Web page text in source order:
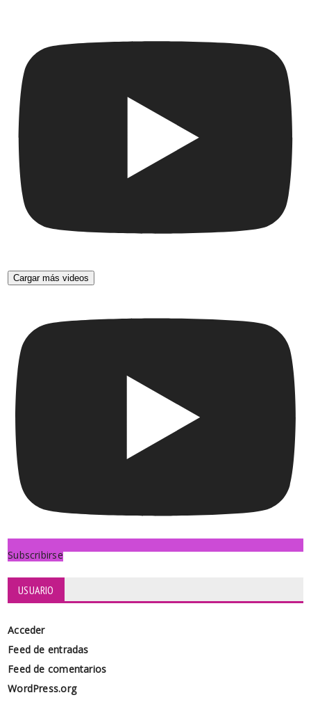
Cargar más videos
Subscribirse
USUARIO
Acceder
Feed de entradas
Feed de comentarios
WordPress.org